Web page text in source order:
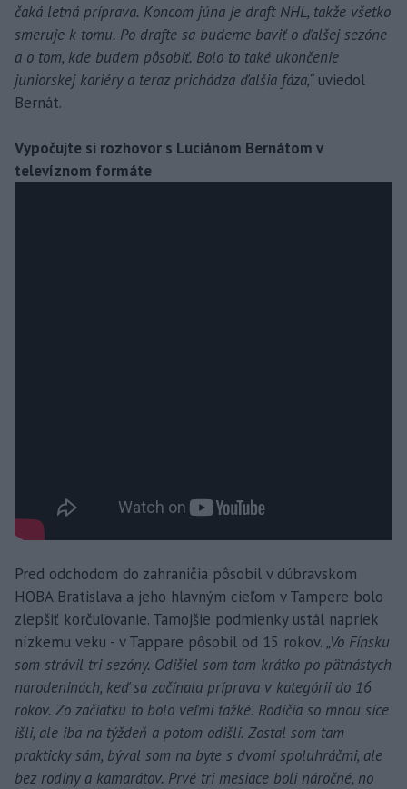
čaká letná príprava. Koncom júna je draft NHL, takže všetko
smeruje k tomu. Po drafte sa budeme baviť o ďalšej sezóne
a o tom, kde budem pôsobiť. Bolo to také ukončenie
juniorskej kariéry a teraz prichádza ďalšia fáza,“ uviedol
Bernát.
Vypočujte si rozhovor s Luciánom Bernátom v
televíznom formáte
Pred odchodom do zahraničia pôsobil v dúbravskom
HOBA Bratislava a jeho hlavným cieľom v Tampere bolo
zlepšiť korčuľovanie. Tamojšie podmienky ustál napriek
nízkemu veku - v Tappare pôsobil od 15 rokov. „Vo Fínsku
som strávil tri sezóny. Odišiel som tam krátko po pätnástych
narodeninách, keď sa začínala príprava v kategórii do 16
rokov. Zo začiatku to bolo veľmi ťažké. Rodičia so mnou síce
išli, ale iba na týždeň a potom odišli. Zostal som tam
prakticky sám, býval som na byte s dvomi spoluhráčmi, ale
bez rodiny a kamarátov. Prvé tri mesiace boli náročné, no